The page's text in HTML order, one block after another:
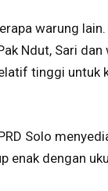
warung
Ndut, Sari
tinggi untuk
Solo
enak dengan